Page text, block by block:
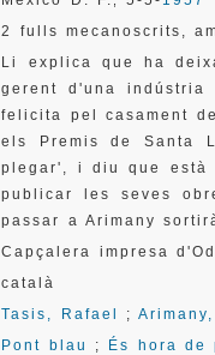
2 fulls mecanoscrits,
Li explica que ha
gerent d'una
felicita pel casament
els Premis de Santa
plegar', i diu que està
publicar les seves
passar a Arimany
Capçalera impresa
català
Tasis, Rafael ;
Pont blau ; És hora de